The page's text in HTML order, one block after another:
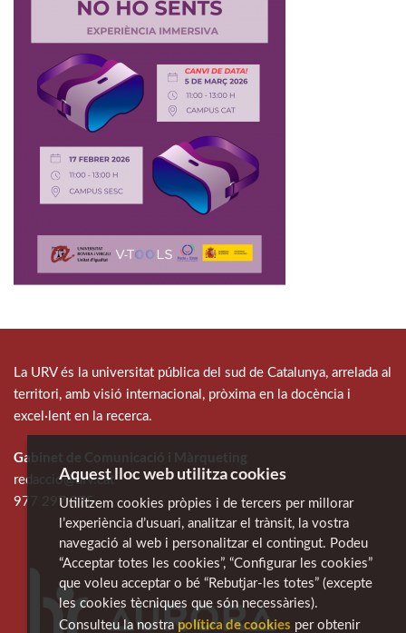
La URV és la universitat pública del sud de Catalunya, arrelada al
territori, amb visió internacional, pròxima en la docència i
excel·lent en la recerca.
Gabinet de Comunicació i Màrqueting
redaccio@urv.cat
977 297 975
Aquest lloc web utilitza cookies
Utilitzem cookies pròpies i de tercers per millorar
l’experiència d’usuari, analitzar el trànsit, la vostra
navegació al web i personalitzar el contingut. Podeu
“Acceptar totes les cookies”, “Configurar les cookies”
que voleu acceptar o bé “Rebutjar-les totes” (excepte
les cookies tècniques que són necessàries).
Consulteu la nostra política de cookies per obtenir